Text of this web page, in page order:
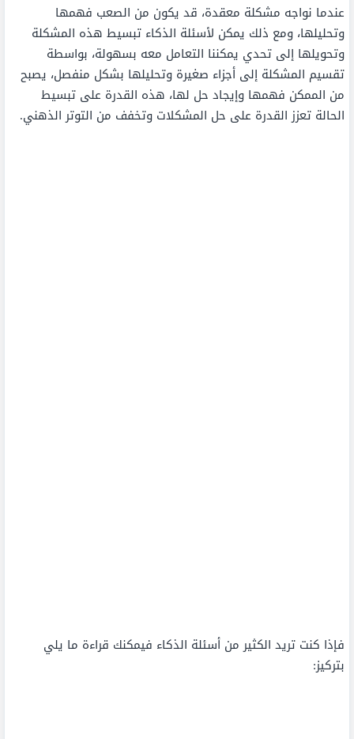
عندما نواجه مشكلة معقدة، قد يكون من الصعب فهمها
وتحليلها، ومع ذلك يمكن لأسئلة الذكاء تبسيط هذه المشكلة
وتحويلها إلى تحدي يمكننا التعامل معه بسهولة، بواسطة
تقسيم المشكلة إلى أجزاء صغيرة وتحليلها بشكل منفصل، يصبح
من الممكن فهمها وإيجاد حل لها، هذه القدرة على تبسيط
الحالة تعزز القدرة على حل المشكلات وتخفف من التوتر الذهني.
فإذا كنت تريد الكثير من أسئلة الذكاء فيمكنك قراءة ما يلي
بتركيز: